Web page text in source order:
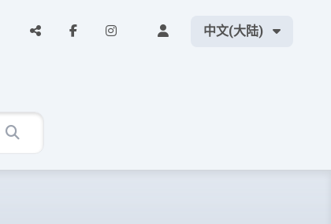
中文(大陆)